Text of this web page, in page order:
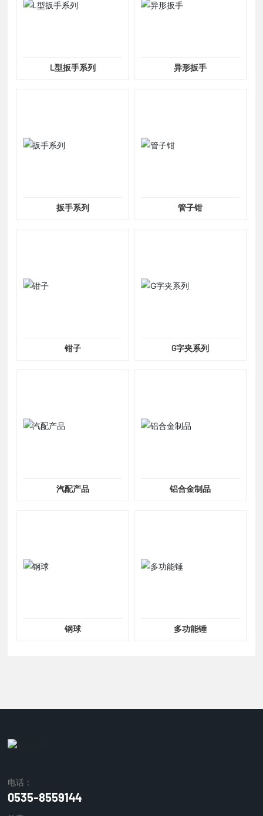
L型扳手系列 异形扳手
扳手系列 管子钳
钳子 G字夹系列
汽配产品 铝合金制品
钢球 多功能锤
电话：
0535-8559144